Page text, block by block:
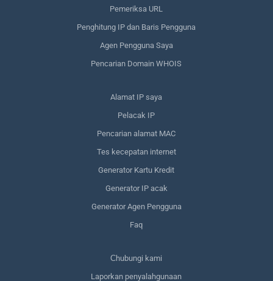
Pemeriksa URL
Penghitung IP dan Baris Pengguna
Agen Pengguna Saya
Pencarian Domain WHOIS
Alamat IP saya
Pelacak IP
Pencarian alamat MAC
Tes kecepatan internet
Generator Kartu Kredit
Generator IP acak
Generator Agen Pengguna
Faq
Сhubungi kami
Laporkan penyalahgunaan